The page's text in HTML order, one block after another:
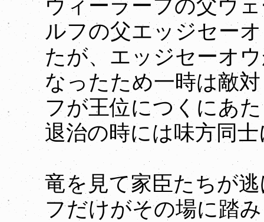
ウィーラーフの父ウ
ルフの父エッジセー
たが、エッジセーオ
なったため一時は敵
フが王位につくにあ
退治の時には味方同
竜を見て家臣たちが
フだけがその場に踏